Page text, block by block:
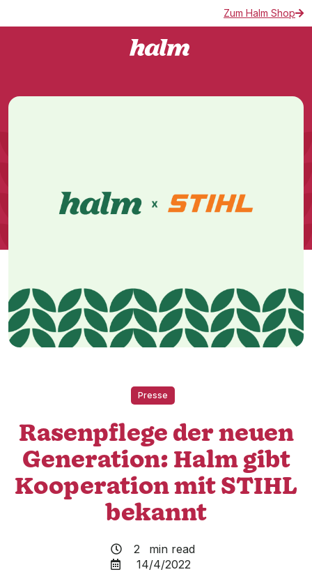
Zum Halm Shop
Presse
Rasenpflege der neuen
Generation: Halm gibt
Kooperation mit STIHL
bekannt
 2 min read

14/4/2022